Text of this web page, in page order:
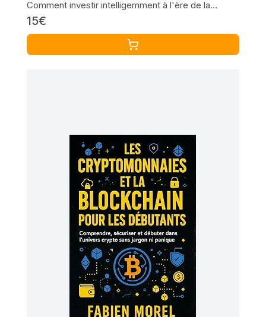
Comment investir intelligemment à l'ère de la
monnaie numérique et faire des bénéfices énormes
15€